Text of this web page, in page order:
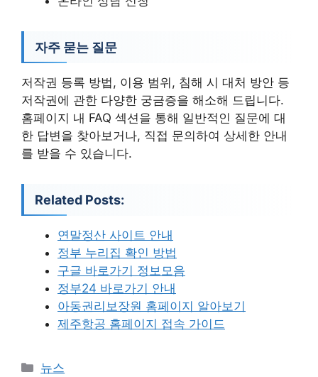
자주 묻는 질문
저작권 등록 방법, 이용 범위, 침해 시 대처 방안 등
저작권에 관한 다양한 궁금증을 해소해 드립니다.
홈페이지 내 FAQ 섹션을 통해 일반적인 질문에 대
한 답변을 찾아보거나, 직접 문의하여 상세한 안내
를 받을 수 있습니다.
Related Posts:
연말정산 사이트 안내
정부 누리집 확인 방법
구글 바로가기 정보모음
정부24 바로가기 안내
아동권리보장원 홈페이지 알아보기
제주항공 홈페이지 접속 가이드
카
뉴스